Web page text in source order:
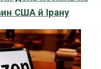
США й Ірану